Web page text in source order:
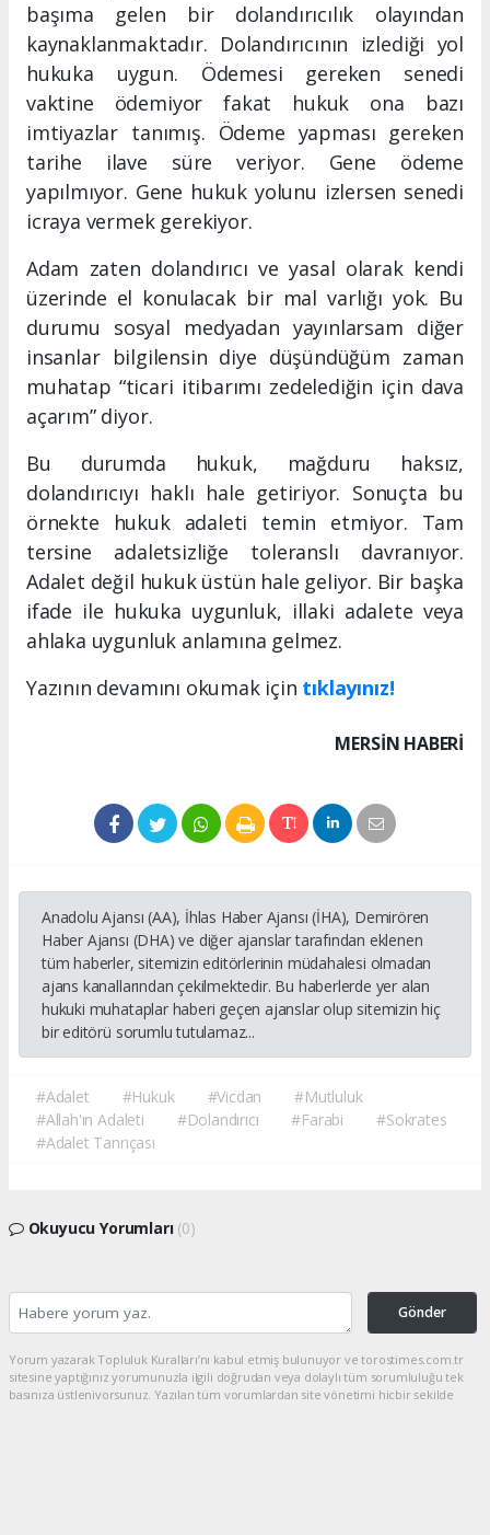
başıma gelen bir dolandırıcılık olayından
kaynaklanmaktadır. Dolandırıcının izlediği yol
hukuka uygun. Ödemesi gereken senedi
vaktine ödemiyor fakat hukuk ona bazı
imtiyazlar tanımış. Ödeme yapması gereken
tarihe ilave süre veriyor. Gene ödeme
yapılmıyor. Gene hukuk yolunu izlersen senedi
icraya vermek gerekiyor.
Adam zaten dolandırıcı ve yasal olarak kendi
üzerinde el konulacak bir mal varlığı yok. Bu
durumu sosyal medyadan yayınlarsam diğer
insanlar bilgilensin diye düşündüğüm zaman
muhatap “ticari itibarımı zedelediğin için dava
açarım” diyor.
Bu durumda hukuk, mağduru haksız,
dolandırıcıyı haklı hale getiriyor. Sonuçta bu
örnekte hukuk adaleti temin etmiyor. Tam
tersine adaletsizliğe toleranslı davranıyor.
Adalet değil hukuk üstün hale geliyor. Bir başka
ifade ile hukuka uygunluk, illaki adalete veya
ahlaka uygunluk anlamına gelmez.
Yazının devamını okumak için tıklayınız!
MERSIN HABERİ
Anadolu Ajansı (AA), İhlas Haber Ajansı (İHA), Demirören
Haber Ajansı (DHA) ve diğer ajanslar tarafından eklenen
tüm haberler, sitemizin editörlerinin müdahalesi olmadan
ajans kanallarından çekilmektedir. Bu haberlerde yer alan
hukuki muhataplar haberi geçen ajanslar olup sitemizin hiç
bir editörü sorumlu tutulamaz...
#Adalet #Hukuk #Vicdan
#Mutluluk
#Allah'ın Adaleti
#Dolandırıcı #Farabi
#Sokrates
#Adalet Tanrıçası
Okuyucu Yorumları (0)
Gönder
Yorum yazarak Topluluk Kuralları’nı kabul etmiş bulunuyor ve torostimes.com.tr
sitesine yaptığınız yorumunuzla ilgili doğrudan veya dolaylı tüm sorumluluğu tek
başınıza üstleniyorsunuz. Yazılan tüm yorumlardan site yönetimi hiçbir şekilde